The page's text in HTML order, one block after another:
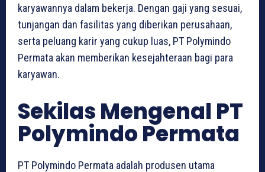
karyawannya dalam bekerja. Dengan gaji yang sesuai,
tunjangan dan fasilitas yang diberikan perusahaan,
serta peluang karir yang cukup luas, PT Polymindo
Permata akan memberikan kesejahteraan bagi para
karyawan.
Sekilas Mengenal PT
Polymindo Permata
PT Polymindo Permata adalah produsen utama